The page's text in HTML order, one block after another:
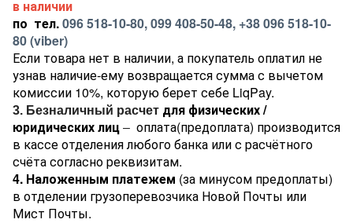
в наличии
по тел.096 518-10-80, 099 408-50-48, +38 096 518-10-
80 (viber)
Если товара нет в наличии, а покупатель оплатил не
узнав наличие-ему возвращается сумма с вычетом
комиссии 10%, которую берет себе LiqPay.
3. Безналичный расчет для физических /
юридических лиц – оплата(предоплата) производится
в кассе отделения любого банка или с расчётного
счёта согласно реквизитам.
4. Наложенным платежем (за минусом предоплаты)
в отделении грузоперевозчика Новой Почты или
Мист Почты.